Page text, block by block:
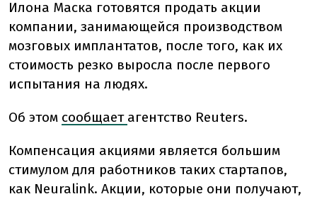
Илона Маска готовятся продать акции
компании, занимающейся производством
мозговых имплантатов, после того, как их
стоимость резко выросла после первого
испытания на людях.
Об этом сообщает агентство Reuters.
Компенсация акциями является большим
стимулом для работников таких стартапов,
как Neuralink. Акции, которые они получают,